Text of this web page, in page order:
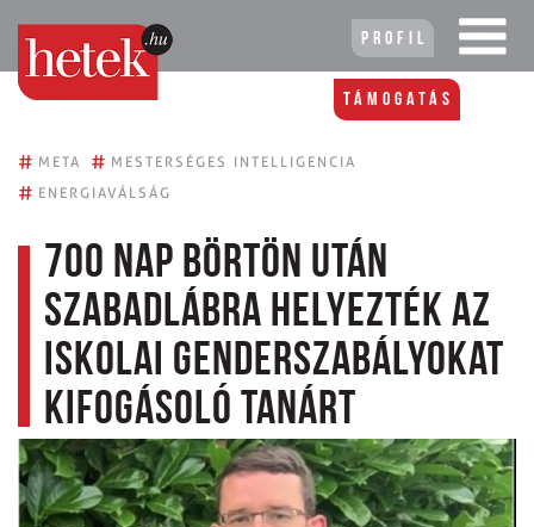
Profil
Támogatás
# META # MESTERSÉGES INTELLIGENCIA
# ENERGIAVÁLSÁG
700 nap börtön után
szabadlábra helyezték az
iskolai genderszabályokat
kifogásoló tanárt